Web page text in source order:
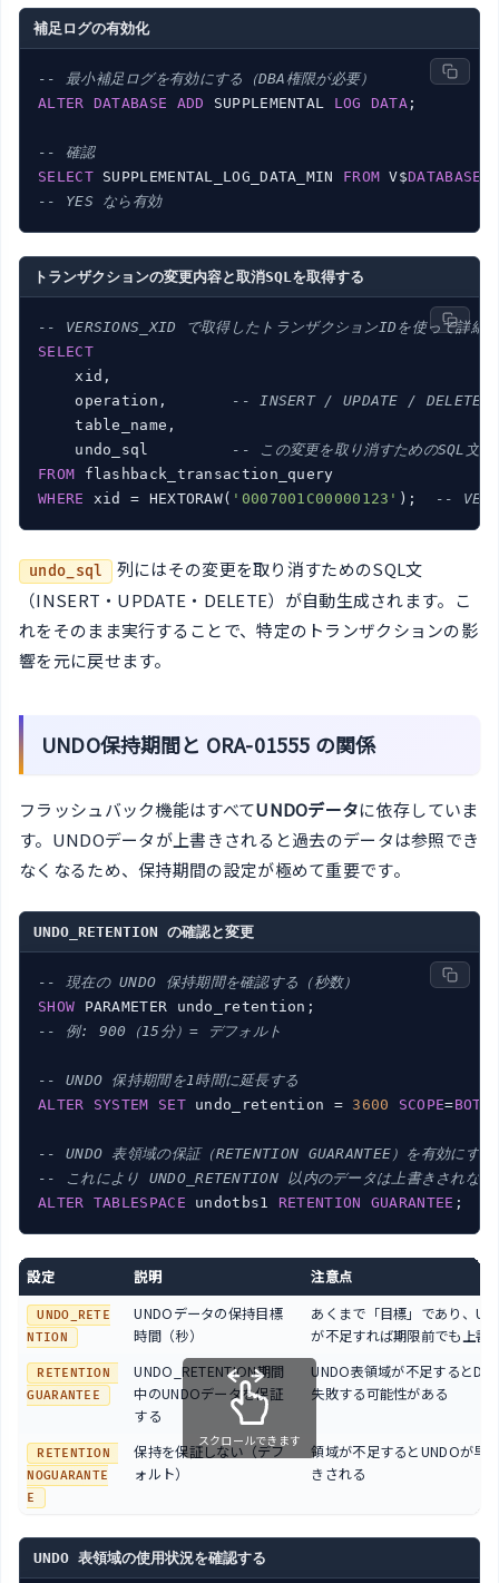
補足ログの有効化
-- 最小補足ログを有効にする（DBA権限が必要）
ALTER
DATABASE ADD SUPPLEMENTAL LOG DATA ;
-- 確認
SELECT SUPPLEMENTAL_LOG_DATA_MIN FROM V$DATABASE
-- YES なら有効
トランザクションの変更内容と取消SQLを取得する
-- VERSIONS_XID で取得したトランザクションIDを使って詳細
SELECT
    xid,
    operation,
-- INSERT / UPDATE / DELETE
    table_name,
    undo_sql
-- この変更を取り消すためのSQL文
FROM
WHERE xid = HEXTORAW( '0007001C00000123' ); --
undo_sql
列にはその変更を取り消すためのSQL文
（INSERT・UPDATE・DELETE）が自動生成されます。こ
れをそのまま実行することで、特定のトランザクションの影
響を元に戻せます。
UNDO保持期間と ORA-01555 の関係
フラッシュバック機能はすべてUNDOデータに依存していま
す。UNDOデータが上書きされると過去のデータは参照でき
なくなるため、保持期間の設定が極めて重要です。
UNDO_RETENTION の確認と変更
-- 現在の UNDO 保持期間を確認する（秒数）
SHOW
-- 例: 900（15分）= デフォルト
-- UNDO 保持期間を1時間に延長する
ALTER
SYSTEM SET undo_retention = 3600 SCOPE=BOTH
-- UNDO 表領域の保証（RETENTION GUARANTEE）を有効にする
-- これにより UNDO_RETENTION 以内のデータは上書きされなく
ALTER TABLESPACE undotbs1 RETENTION GUARANTEE
設定 説明 注意点
UNDO_RETE
NTION
UNDOデータの保持目標
時間（秒）
あくまで「目標」であり、
が不足すれば期限前でも上書
RETENTION
GUARANTEE
UNDO_RETENTION期間
中のUNDOデータを保証
する
UNDO表領域が不足すると
失敗する可能性がある
RETENTION
NOGUARANTE
E
保持を保証しない（デフ
ォルト）
領域が不足するとUNDOが早
きされる
スクロールできます
UNDO 表領域の使用状況を確認する